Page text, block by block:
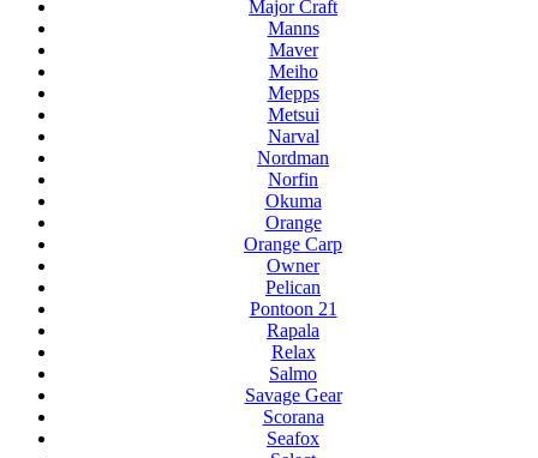
Major Craft
Manns
Maver
Meiho
Mepps
Metsui
Narval
Nordman
Norfin
Okuma
Orange
Orange Carp
Owner
Pelican
Pontoon 21
Rapala
Relax
Salmo
Savage Gear
Scorana
Seafox